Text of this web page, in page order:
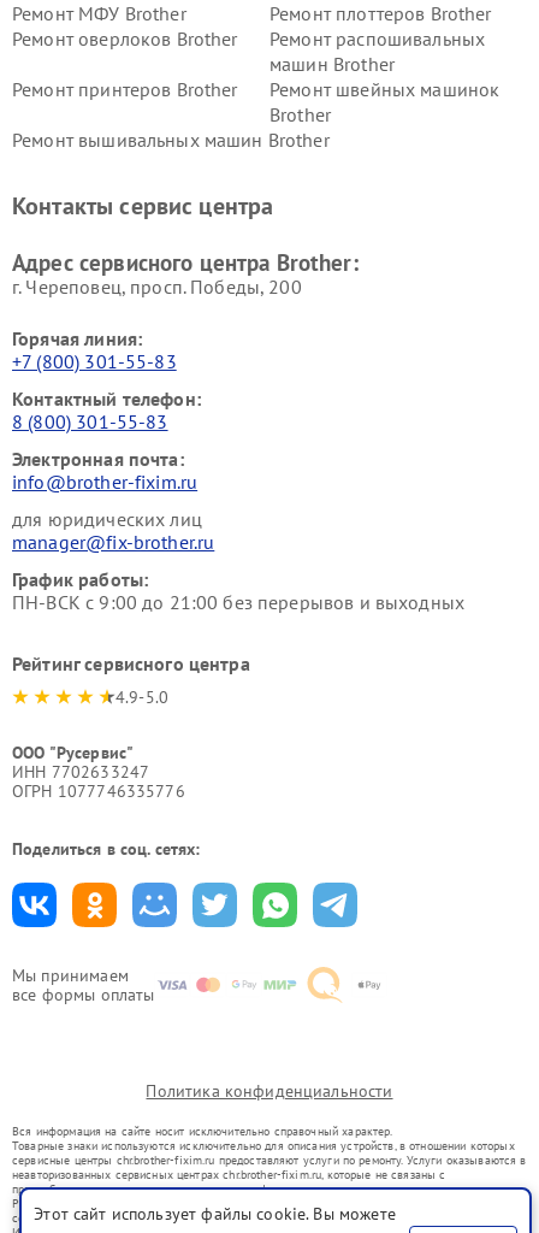
Мы принимаем
все формы оплаты
Ремонт МФУ Brother
Ремонт плоттеров Brother
Ремонт оверлоков Brother
Ремонт распошивальных
машин Brother
Ремонт принтеров Brother
Ремонт швейных машинок
Brother
Ремонт вышивальных машин Brother
Контакты сервис центра
Адрес сервисного центра Brother:
г. Череповец, просп. Победы, 200
Горячая линия:
+7 (800) 301-55-83
Контактный телефон:
8 (800) 301-55-83
Электронная почта:
info@brother-fixim.ru
для юридических лиц
manager@fix-brother.ru
График работы:
ПН-ВСК с 9:00 до 21:00 без перерывов и выходных
Рейтинг сервисного центра
4.9-5.0
ООО "Русервис"
ИНН 7702633247
ОГРН 1077746335776
Поделиться в соц. сетях:
Политика конфиденциальности
Вся информация на сайте носит исключительно справочный характер.
Товарные знаки используются исключительно для описания устройств, в отношении которых
сервисные центры chr.brother-fixim.ru предоставляют услуги по ремонту. Услуги оказываются в
неавторизованных сервисных центрах chr.brother-fixim.ru, которые не связаны с
правообладателями товарных знаков или их официальными представителями.
Ремонт осуществляется для устройств, уже введенных в гражданский оборот в соответствии
со статьей 1487 ГК РФ.
Этот сайт использует файлы cookie. Вы можете